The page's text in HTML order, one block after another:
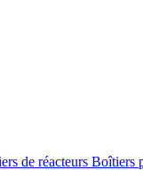
de réacteurs Boîtiers